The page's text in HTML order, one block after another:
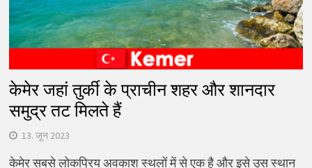
केमेर जहां तुर्की के प्राचीन शहर और शानदार
समुद्र तट मिलते हैं
13. जून 2023
केमेर सबसे लोकप्रिय अवकाश स्थलों में से एक है और इसे उस स्थान